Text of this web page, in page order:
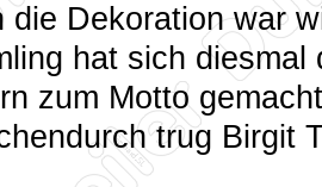
die Dekoration war
hat sich
zum Motto
trug Birgit